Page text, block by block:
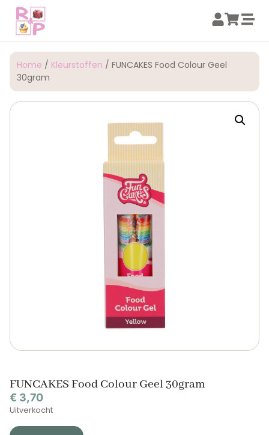
Home / Kleurstoffen / FUNCAKES Food Colour Geel
30gram
FUNCAKES Food Colour Geel 30gram
€ 3,70
Uitverkocht